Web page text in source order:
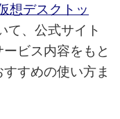
想デスクトッ
て、公式サイト
ビス内容をもと
すめの使い方ま